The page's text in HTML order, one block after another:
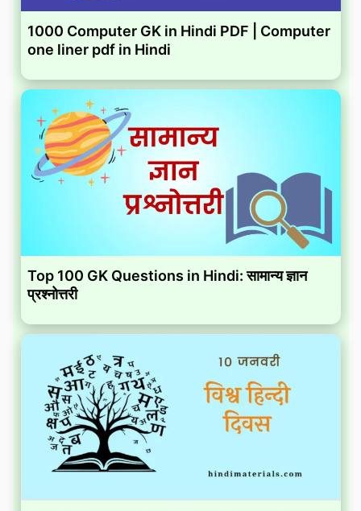
1000 Computer GK in Hindi PDF | Computer
one liner pdf in Hindi
Top 100 GK Questions in Hindi: सामान्य ज्ञान
प्रश्नोत्तरी